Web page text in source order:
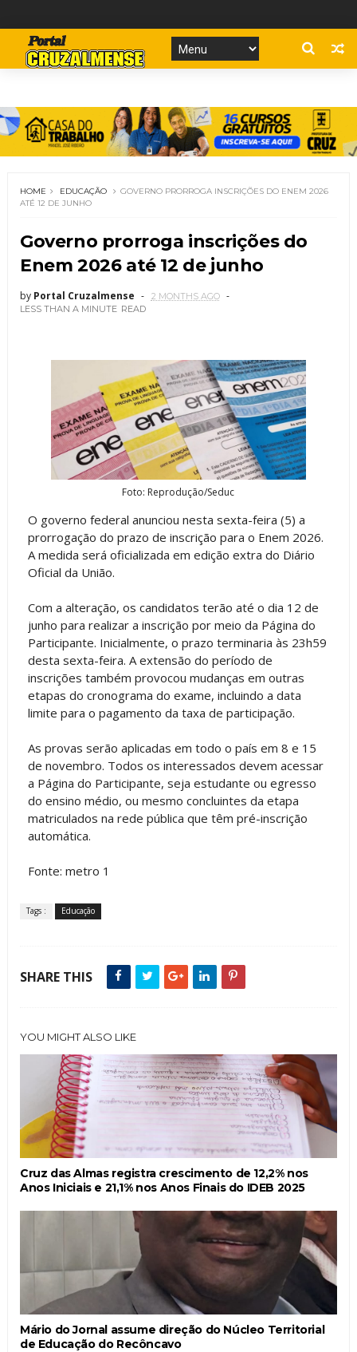
HOME EDUCAÇÃO
GOVERNO PRORROGA INSCRIÇÕES DO ENEM 2026
ATÉ 12 DE JUNHO
Governo prorroga inscrições do
Enem 2026 até 12 de junho
by Portal Cruzalmense
2 MONTHS AGO
LESS THAN A MINUTE READ
Foto: Reprodução/Seduc
O governo federal anunciou nesta sexta-feira (5) a
prorrogação do prazo de inscrição para o Enem 2026.
A medida será oficializada em edição extra do Diário
Oficial da União.
Com a alteração, os candidatos terão até o dia 12 de
junho para realizar a inscrição por meio da Página do
Participante. Inicialmente, o prazo terminaria às 23h59
desta sexta-feira. A extensão do período de
inscrições também provocou mudanças em outras
etapas do cronograma do exame, incluindo a data
limite para o pagamento da taxa de participação.
As provas serão aplicadas em todo o país em 8 e 15
de novembro. Todos os interessados devem acessar
a Página do Participante, seja estudante ou egresso
do ensino médio, ou mesmo concluintes da etapa
matriculados na rede pública que têm pré-inscrição
automática.
Fonte: metro 1
Tags : Educação
SHARE THIS
YOU MIGHT ALSO LIKE
Cruz das Almas registra crescimento de 12,2% nos
Anos Iniciais e 21,1% nos Anos Finais do IDEB 2025
Mário do Jornal assume direção do Núcleo Territorial
de Educação do Recôncavo